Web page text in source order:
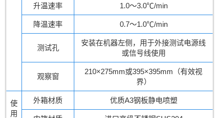
升温速率 1.0～3.0℃/min
降温速率 0.7～1.0℃/min
测试孔
安装在机器左侧，用于外接测试电源线
或信号线使用
观察窗
210×275mm或395×395mm（有效视
界）
使
用
外箱材质 优质A3钢板静电喷塑